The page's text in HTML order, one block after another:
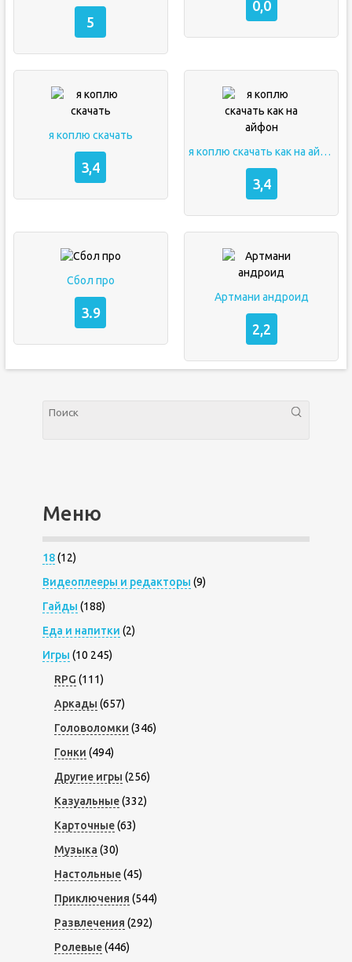
5
0,0
я коплю скачать
3,4
я коплю скачать как на айфон
3,4
Сбол про
3.9
Артмани андроид
2,2
Меню
18(12)
Видеоплееры и редакторы (9)
Гайды (188)
Еда и напитки (2)
Игры (10 245)
RPG (111)
Аркады (657)
Головоломки (346)
Гонки (494)
Другие игры (256)
Казуальные(332)
Карточные(63)
Музыка (30)
Настольные(45)
Приключения (544)
Развлечения (292)
Ролевые(446)